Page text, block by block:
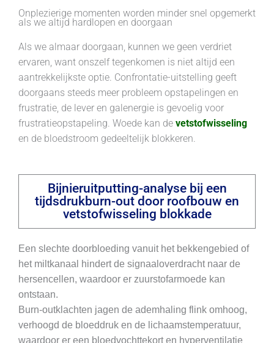
Onplezierige momenten worden minder snel opgemerkt
als we altijd hardlopen en doorgaan
Als we almaar doorgaan, kunnen we geen verdriet
ervaren, want onszelf tegenkomen is niet altijd een
aantrekkelijkste optie. Confrontatie-uitstelling geeft
doorgaans steeds meer probleem opstapelingen en
frustratie, de lever en galenergie is gevoelig voor
frustratieopstapeling. Woede kan de vetstofwisseling
en de bloedstroom gedeeltelijk blokkeren.
Bijnieruitputting-analyse bij een
tijdsdrukburn-out door roofbouw en
vetstofwisseling blokkade
Een slechte doorbloeding vanuit het bekkengebied of
het miltkanaal hindert de signaaloverdracht naar de
hersencellen, waardoor er zuurstofarmoede kan
ontstaan.
Burn-outklachten jagen de ademhaling flink omhoog,
verhoogd de bloeddruk en de lichaamstemperatuur,
waardoor er een bloedvochttekort en hyperventilatie